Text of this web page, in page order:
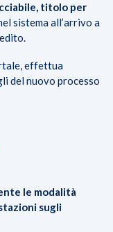
titolo per
sistema all’arrivo a
effettua
del nuovo processo
le modalità
sugli